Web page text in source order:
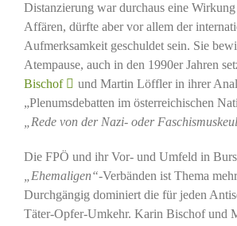
Distanzierung war durchaus eine Wirkung
Affären, dürfte aber vor allem der
Aufmerksamkeit geschuldet sein. Sie
Atempause, auch in den 1990er Jahren
Bischof
und Martin Löffler in ihrer
„Plenumsdebatten im österreichischen
„Rede von der Nazi- oder
Die FPÖ und ihr Vor- und Umfeld in
„Ehemaligen“-Verbänden ist Thema
Durchgängig dominiert die für jeden
Täter-Opfer-Umkehr. Karin Bischof und